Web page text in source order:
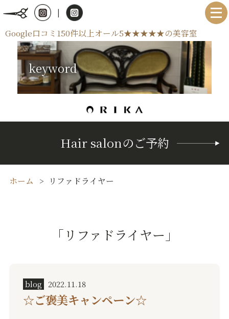
|
Google口コミ150件以上オール5★★★★★の美容室
keyword
Hair salonのご予約
ホーム リファドライヤー
「リファドライヤー」
blog 2022.11.18
☆ご褒美キャンペーン☆